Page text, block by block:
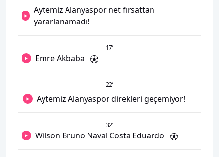
Aytemiz Alanyaspor net fırsattan
yararlanamadı!
17’
Emre Akbaba
22’
Aytemiz Alanyaspor direkleri geçemiyor!
32’
Wilson Bruno Naval Costa Eduardo